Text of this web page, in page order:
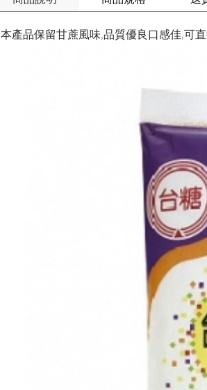
本產品保留甘蔗風味,品質優良口感佳,可